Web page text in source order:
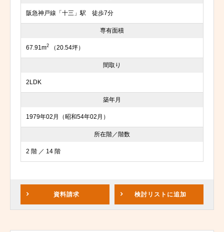
阪急神戸線「十三」駅 徒歩7分
専有面積
67.91m2 （20.54坪）
間取り
2LDK
築年月
1979年02月（昭和54年02月）
所在階／階数
2 階 ／ 14 階
資料請求 検討リスト に追加